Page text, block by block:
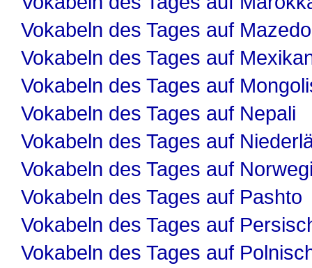
Vokabeln des Tages auf
Vokabeln des Tages auf
Vokabeln des Tages auf
Vokabeln des Tages auf Nepali
Vokabeln des Tages auf
Vokabeln des Tages auf
Vokabeln des Tages auf Pashto
Vokabeln des Tages auf
Vokabeln des Tages auf